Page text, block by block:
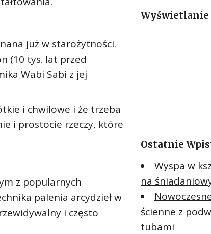
już w starożytności.
(10 tys. lat przed
Wabi Sabi z jej
i chwilowe i że trzeba
i prostocie rzeczy, które
z popularnych
palenia arcydzieł w
i często
jWyświetlanie
Ostatnie
Wyspa w
na
ścienne z
tubami